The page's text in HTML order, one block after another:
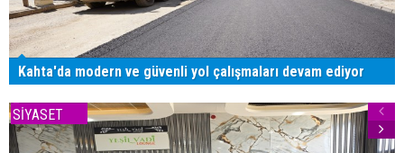
Kahta'da modern ve güvenli yol çalışmaları devam ediyor
SİYASET